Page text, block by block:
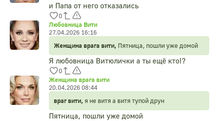
и Папа от него отказались
0
Любовница Вити
27.04.2026 16:16
Женщина врага вити, Пятница, пошли уже домой
Я любовница Витюлички а ты ещё кто!?
0
Женщина врага вити
20.04.2026 08:44
враг вити, я не витя а витя тупой друн
Пятница, пошли уже домой